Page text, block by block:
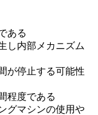
ある
し内部メカニズム
が停止する可能性
程度である
グマシンの使用や